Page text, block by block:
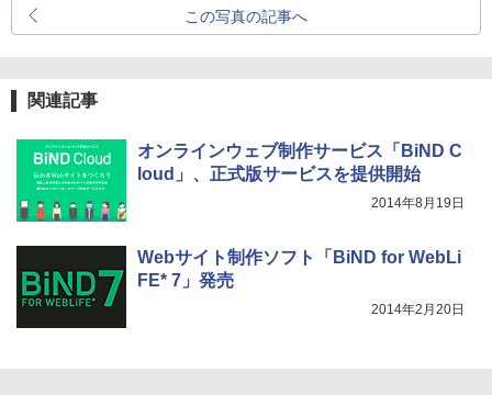
この写真の記事へ
関連記事
オンラインウェブ制作サービス「BiND C
loud」、正式版サービスを提供開始
2014年8月19日
Webサイト制作ソフト「BiND for WebLi
FE* 7」発売
2014年2月20日